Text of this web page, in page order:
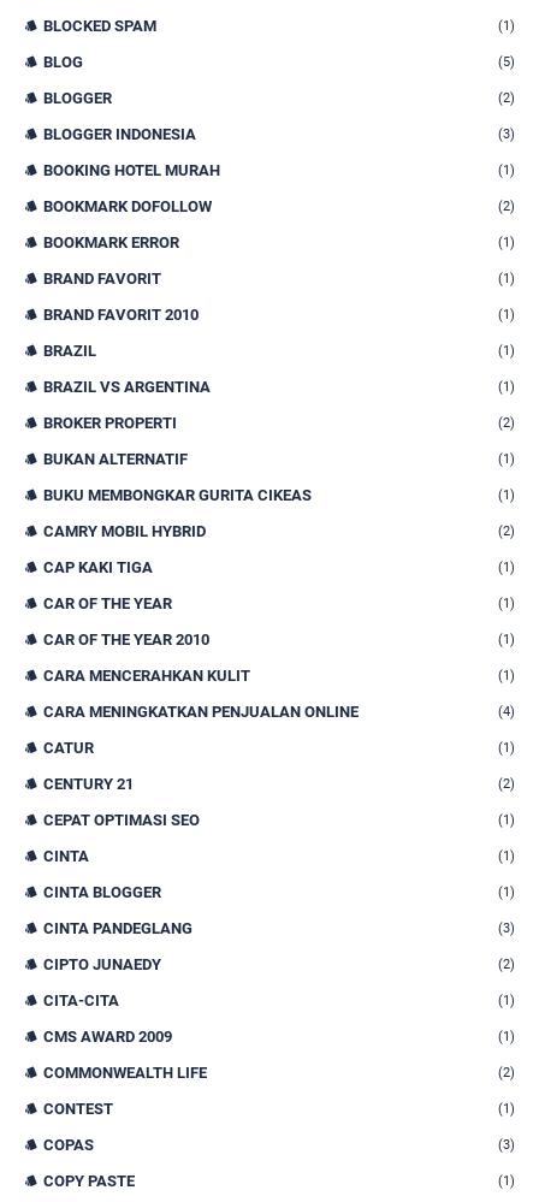
BLOCKED SPAM (1)
BLOG (5)
BLOGGER (2)
BLOGGER INDONESIA (3)
BOOKING HOTEL MURAH (1)
BOOKMARK DOFOLLOW (2)
BOOKMARK ERROR (1)
BRAND FAVORIT (1)
BRAND FAVORIT 2010 (1)
BRAZIL (1)
BRAZIL VS ARGENTINA (1)
BROKER PROPERTI (2)
BUKAN ALTERNATIF (1)
BUKU MEMBONGKAR GURITA CIKEAS (1)
CAMRY MOBIL HYBRID (2)
CAP KAKI TIGA (1)
CAR OF THE YEAR (1)
CAR OF THE YEAR 2010 (1)
CARA MENCERAHKAN KULIT (1)
CARA MENINGKATKAN PENJUALAN ONLINE (4)
CATUR (1)
CENTURY 21 (2)
CEPAT OPTIMASI SEO (1)
CINTA (1)
CINTA BLOGGER (1)
CINTA PANDEGLANG (3)
CIPTO JUNAEDY (2)
CITA-CITA (1)
CMS AWARD 2009 (1)
COMMONWEALTH LIFE (2)
CONTEST (1)
COPAS (3)
COPY PASTE (1)